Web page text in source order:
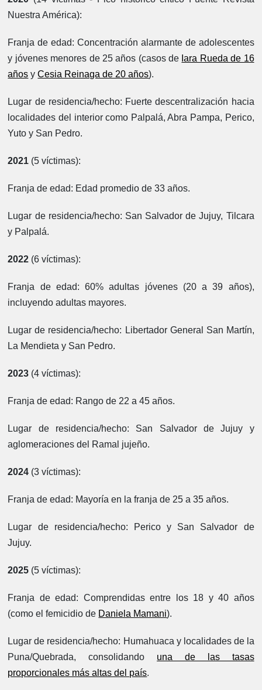
Nuestra América):
Franja de edad: Concentración alarmante de adolescentes
y jóvenes menores de 25 años (casos de Iara Rueda de 16
años yCesia Reinaga de 20 años).
Lugar de residencia/hecho: Fuerte descentralización hacia
localidades del interior como Palpalá, Abra Pampa, Perico,
Yuto y San Pedro.
2021 (5 víctimas):
Franja de edad: Edad promedio de 33 años.
Lugar de residencia/hecho: San Salvador de Jujuy, Tilcara
y Palpalá.
2022 (6 víctimas):
Franja de edad: 60% adultas jóvenes (20 a 39 años),
incluyendo adultas mayores.
Lugar de residencia/hecho: Libertador General San Martín,
La Mendieta y San Pedro.
2023 (4 víctimas):
Franja de edad: Rango de 22 a 45 años.
Lugar de residencia/hecho: San Salvador de Jujuy y
aglomeraciones del Ramal jujeño.
2024 (3 víctimas):
Franja de edad: Mayoría en la franja de 25 a 35 años.
Lugar de residencia/hecho: Perico y San Salvador de
Jujuy.
2025 (5 víctimas):
Franja de edad: Comprendidas entre los 18 y 40 años
(como el femicidio de Daniela Mamani).
Lugar de residencia/hecho: Humahuaca y localidades de la
Puna/Quebrada, consolidando una de las tasas
proporcionales más altas del país.